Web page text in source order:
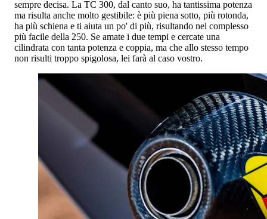
sempre decisa. La TC 300, dal canto suo, ha tantissima potenza
ma risulta anche molto gestibile: è più piena sotto, più rotonda,
ha più schiena e ti aiuta un po' di più, risultando nel complesso
più facile della 250. Se amate i due tempi e cercate una
cilindrata con tanta potenza e coppia, ma che allo stesso tempo
non risulti troppo spigolosa, lei farà al caso vostro.